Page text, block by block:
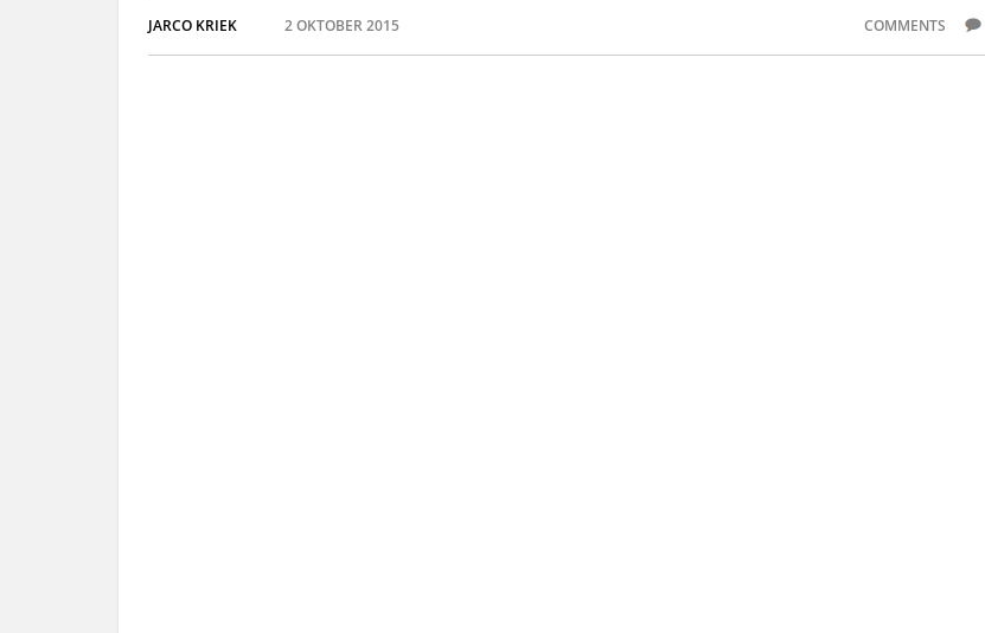
JARCO KRIEK 2 OKTOBER 2015 COMMENTS